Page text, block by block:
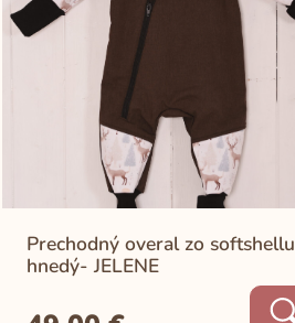
Prechodný overal zo softshellu
hnedý- JELENE